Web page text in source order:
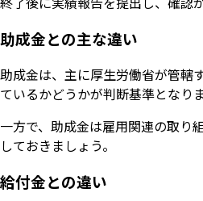
助成金との主な違い
助成金は、主に厚生労働省が管轄
ているかどうかが判断基準となり
一方で、助成金は雇用関連の取り
しておきましょう。
給付金との違い